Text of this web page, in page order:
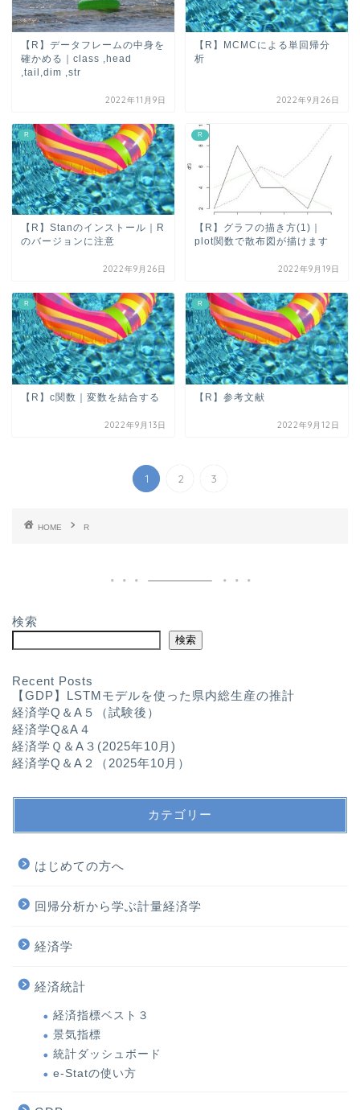
【R】データフレームの中身を
確かめる｜class ,head
,tail,dim ,str
2022年11月9日
【R】MCMCによる単回帰分
析
2022年9月26日
R
【R】Stanのインストール｜R
のバージョンに注意
2022年9月26日
R
【R】グラフの描き方(1)｜
plot関数で散布図が描けます
2022年9月19日
R
【R】c関数｜変数を結合する
2022年9月13日
R
【R】参考文献
2022年9月12日
1 2 3
HOME R
検索
検索
Recent Posts
【GDP】LSTMモデルを使った県内総生産の推計
経済学Q＆A５（試験後）
経済学Q&A４
経済学Ｑ＆A３(2025年10月)
経済学Q＆A２（2025年10月）
カテゴリー
はじめての方へ
回帰分析から学ぶ計量経済学
経済学
経済統計
経済指標ベスト３
景気指標
統計ダッシュボード
e-Statの使い方